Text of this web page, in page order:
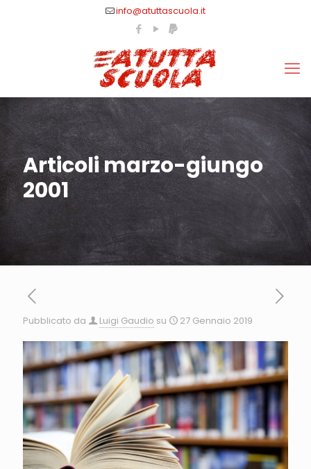
info@atuttascuola.it
Articoli marzo-giungo
2001
Pubblicato da Luigi Gaudio su 27 Gennaio 2019